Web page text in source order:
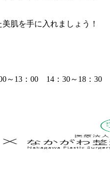
美肌を手に入れましょう！
13：00 14：30～18：30